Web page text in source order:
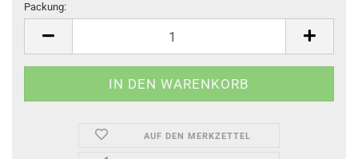
Packung:
AUF DEN MERKZETTEL